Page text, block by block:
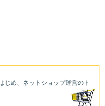
じめ、ネットショップ運営のト